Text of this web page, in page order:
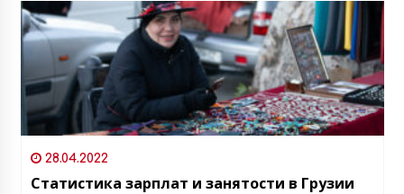
28.04.2022
Статистика зарплат и занятости в Грузии